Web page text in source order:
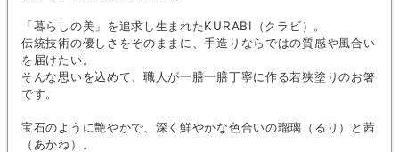
「暮らしの美」を追求し生まれたKURABI（クラビ）。
伝統技術の優しさをそのままに、手造りならではの質感や風合い
を届けたい。
そんな思いを込めて、職人が一膳一膳丁寧に作る若狭塗りのお箸
です。
宝石のように艶やかで、深く鮮やかな色合いの瑠璃（るり）と茜
（あかね）。